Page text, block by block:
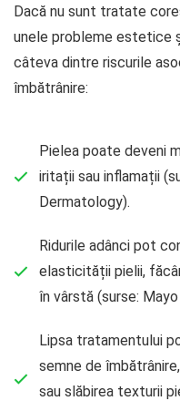
Dacă nu sunt tratate
unele probleme estetice
câteva dintre riscurile
îmbătrânire:
Pielea poate deveni
iritații sau inflamații
Dermatology).
Ridurile adânci pot
elasticității pielii,
în vârstă (surse: Mayo
Lipsa tratamentului
semne de
sau slăbirea texturii